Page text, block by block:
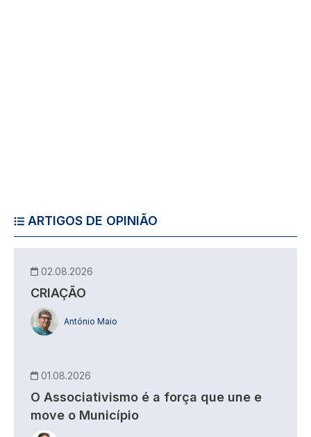
ARTIGOS DE OPINIÃO
02.08.2026
CRIAÇÃO
António Maio
01.08.2026
O Associativismo é a força que une e
move o Município